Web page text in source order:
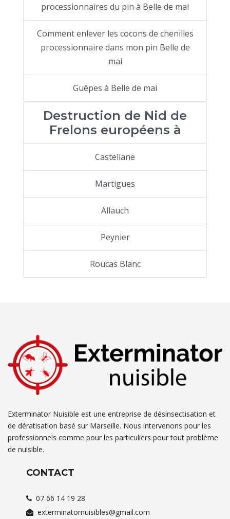
processionnaires du pin à Belle de mai
Comment enlever les cocons de chenilles
processionnaire dans mon pin Belle de
mai
Guêpes à Belle de mai
Destruction de Nid de
Frelons européens à
Castellane
Martigues
Allauch
Peynier
Roucas Blanc
Exterminator Nuisible est une entreprise de désinsectisation et
de dératisation basé sur Marseille. Nous intervenons pour les
professionnels comme pour les particuliers pour tout problème
de nuisible.
CONTACT
07 66 14 19 28
exterminatornuisibles@gmail.com